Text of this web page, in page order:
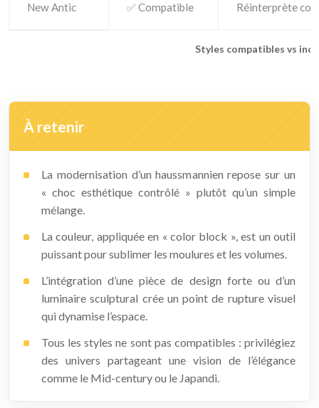
Styles compatibles vs
New Antic ✅ Compatible Réinterprète
À retenir
La modernisation d’un haussmannien repose sur un
« choc esthétique contrôlé » plutôt qu’un simple
mélange.
La couleur, appliquée en « color block », est un outil
puissant pour sublimer les moulures et les volumes.
L’intégration d’une pièce de design forte ou d’un
luminaire sculptural crée un point de rupture visuel
qui dynamise l’espace.
Tous les styles ne sont pas compatibles : privilégiez
des univers partageant une vision de l’élégance
comme le Mid-century ou le Japandi.